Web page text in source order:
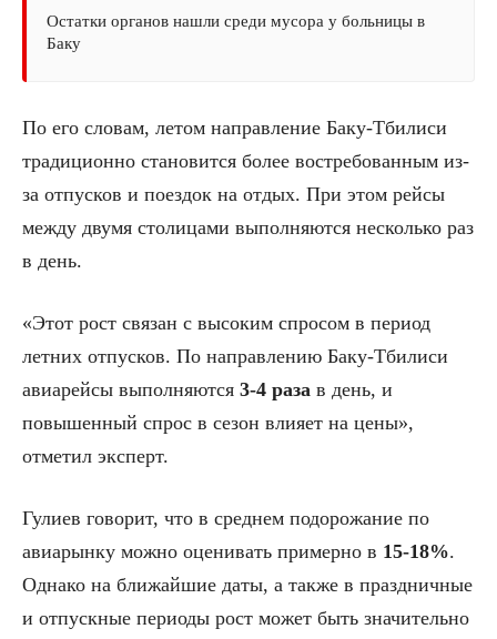
Остатки органов нашли среди мусора у больницы в
Баку
По его словам, летом направление Баку-Тбилиси
традиционно становится более востребованным из-
за отпусков и поездок на отдых. При этом рейсы
между двумя столицами выполняются несколько раз
в день.
«Этот рост связан с высоким спросом в период
летних отпусков. По направлению Баку-Тбилиси
авиарейсы выполняются 3-4 раза в день, и
повышенный спрос в сезон влияет на цены»,
отметил эксперт.
Гулиев говорит, что в среднем подорожание по
авиарынку можно оценивать примерно в 15-18%.
Однако на ближайшие даты, а также в праздничные
и отпускные периоды рост может быть значительно